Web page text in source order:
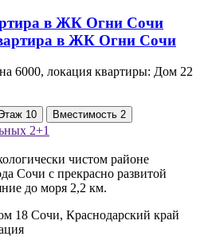
в ЖК Огни Сочи
6000, локация квартиры: Дом 22
10 Вместимость 2
2+1
чистом районе
Сочи с прекрасно развитой
до моря 2,2 км.
18 Сочи, Краснодарский край